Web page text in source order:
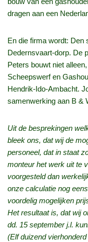
dragen aan een
En die firma wordt: Den
Dedernsvaart-dorp. De
Peters bouwt niet
Scheepswerf en
Hendrik-Ido-Ambacht.
samenwerking aan B &
Uit de besprekingen
bleek ons, dat wij de
personeel, dat in staat
monteur het werk uit te
voorgesteld dan
onze calculatie nog
voordelig mogelijken
Het resultaat is, dat wij
dd. 15 september j.l.
(Elf duizend